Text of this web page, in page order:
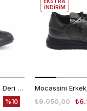
Franceschetti Erkek Hakiki Deri Kauçuk Taban Mavi Spor & Sneaker Ayakkabı
%10 ₺9.050,00
İNDİRİM